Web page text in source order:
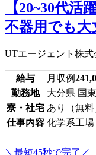
【20~30代活
不器用でも
UTエージェント株式
給与 月収例
勤務地
大分県 国
寮・社宅 あり（無料
仕事内容 化学系工
＼最短45秒で完了／